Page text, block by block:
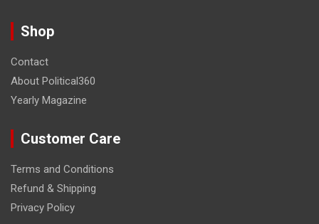
Shop
Contact
About Political360
Yearly Magazine
Customer Care
Terms and Conditions
Refund & Shipping
Privacy Policy